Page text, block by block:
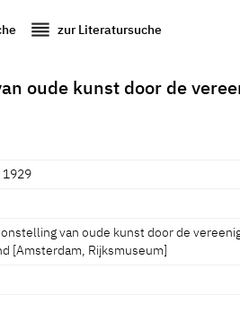
reorder zur Literatursuche
oude kunst door de
1929
van oude kunst door de
[Amsterdam, Rijksmuseum]